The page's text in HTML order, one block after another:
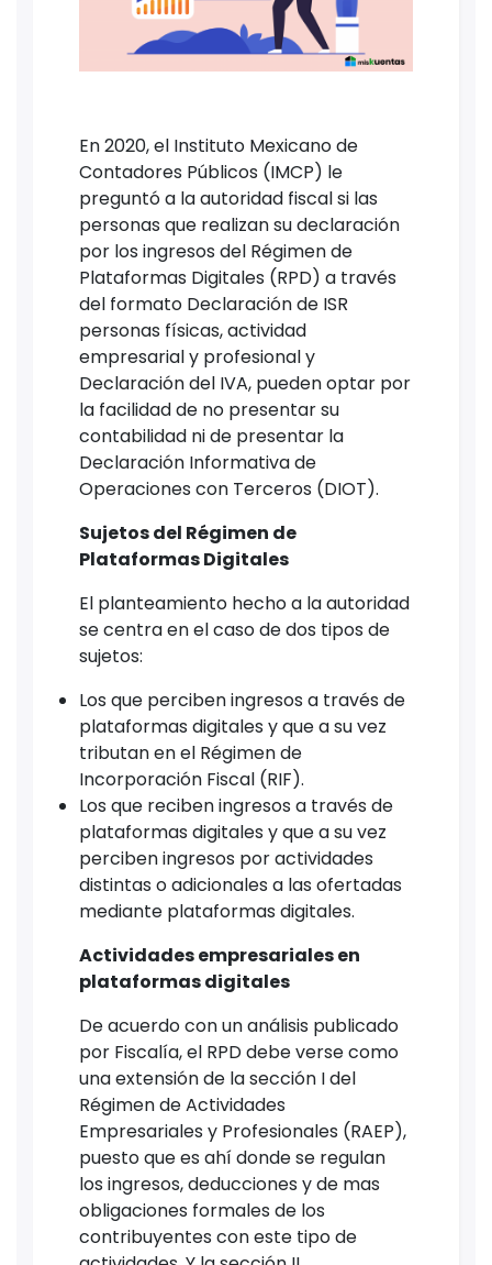
En 2020, el Instituto Mexicano de
Contadores Públicos (IMCP) le
preguntó a la autoridad fiscal si las
personas que realizan su declaración
por los ingresos del Régimen de
Plataformas Digitales (RPD) a través
del formato Declaración de ISR
personas físicas, actividad
empresarial y profesional y
Declaración del IVA, pueden optar por
la facilidad de no presentar su
contabilidad ni de presentar la
Declaración Informativa de
Operaciones con Terceros (DIOT).
Sujetos del Régimen de
Plataformas Digitales
El planteamiento hecho a la autoridad
se centra en el caso de dos tipos de
sujetos:
Los que perciben ingresos a través de
plataformas digitales y que a su vez
tributan en el Régimen de
Incorporación Fiscal (RIF).
Los que reciben ingresos a través de
plataformas digitales y que a su vez
perciben ingresos por actividades
distintas o adicionales a las ofertadas
mediante plataformas digitales.
Actividades empresariales en
plataformas digitales
De acuerdo con un análisis publicado
por Fiscalía, el RPD debe verse como
una extensión de la sección I del
Régimen de Actividades
Empresariales y Profesionales (RAEP),
puesto que es ahí donde se regulan
los ingresos, deducciones y de mas
obligaciones formales de los
contribuyentes con este tipo de